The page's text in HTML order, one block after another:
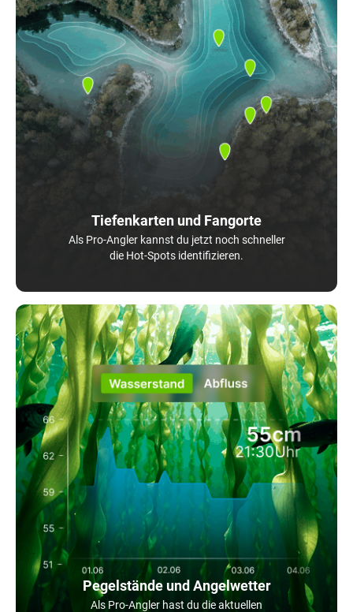
Tiefenkarten und Fangorte
Als Pro-Angler kannst du jetzt noch schneller
die Hot-Spots identifizieren.
Pegelstände und Angelwetter
Als Pro-Angler hast du die aktuellen